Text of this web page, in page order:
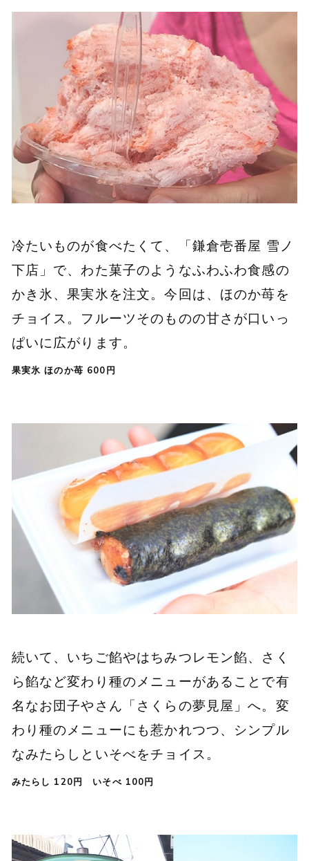
冷たいものが食べたくて、「鎌倉壱番屋 雪ノ
下店」で、わた菓子のようなふわふわ食感の
かき氷、果実氷を注文。今回は、ほのか苺を
チョイス。フルーツそのものの甘さが口いっ
ぱいに広がります。
果実氷 ほのか苺 600円
続いて、いちご餡やはちみつレモン餡、さく
ら餡など変わり種のメニューがあることで有
名なお団子やさん「さくらの夢見屋」へ。変
わり種のメニューにも惹かれつつ、シンプル
なみたらしといそべをチョイス。
みたらし 120円 いそべ 100円